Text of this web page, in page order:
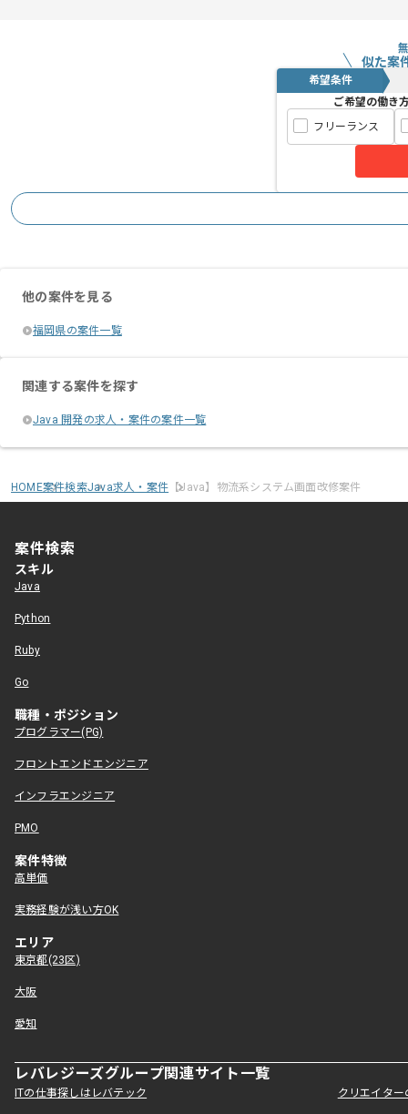
似た案
希望条件
ご希望の働き
フリーランス
他の案件を見る
福岡県の案件一覧
関連する案件を探す
Java 開発の求人・案件の案件一覧
HOME案件検索Java求人・案件 【Java】物流系システム画面改修案件
案件検索
スキル
Java
Python
Ruby
Go
職種・ポジション
プログラマー(PG)
フロントエンドエンジニア
インフラエンジニア
PMO
案件特徴
高単価
実務経験が浅い方OK
エリア
東京都(23区)
大阪
愛知
レバレジーズグループ関連サイト一覧
ITの仕事探しはレバテック クリエイタ